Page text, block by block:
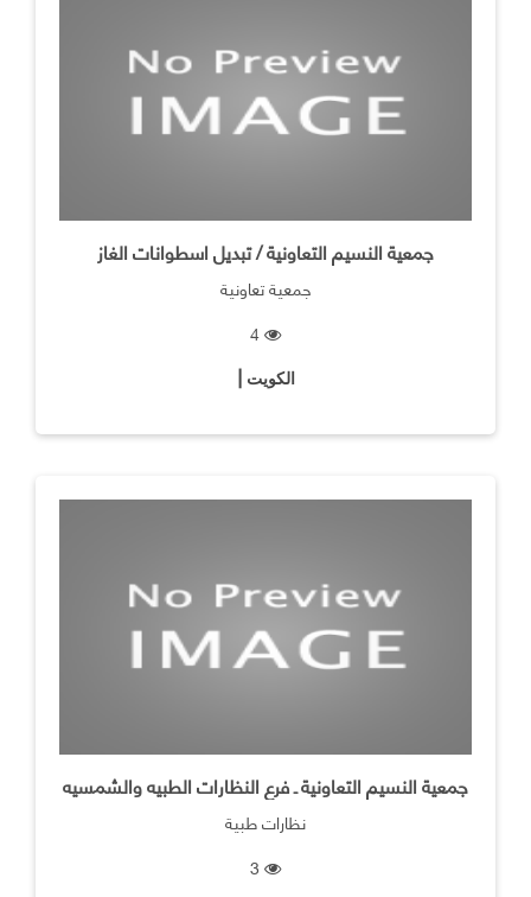
جمعية النسيم التعاونية / تبديل اسطوانات الغاز
جمعية تعاونية
الكويت |
جمعية النسيم التعاونية ـ فرع النظارات الطبيه والشمسيه
نظارات طبية